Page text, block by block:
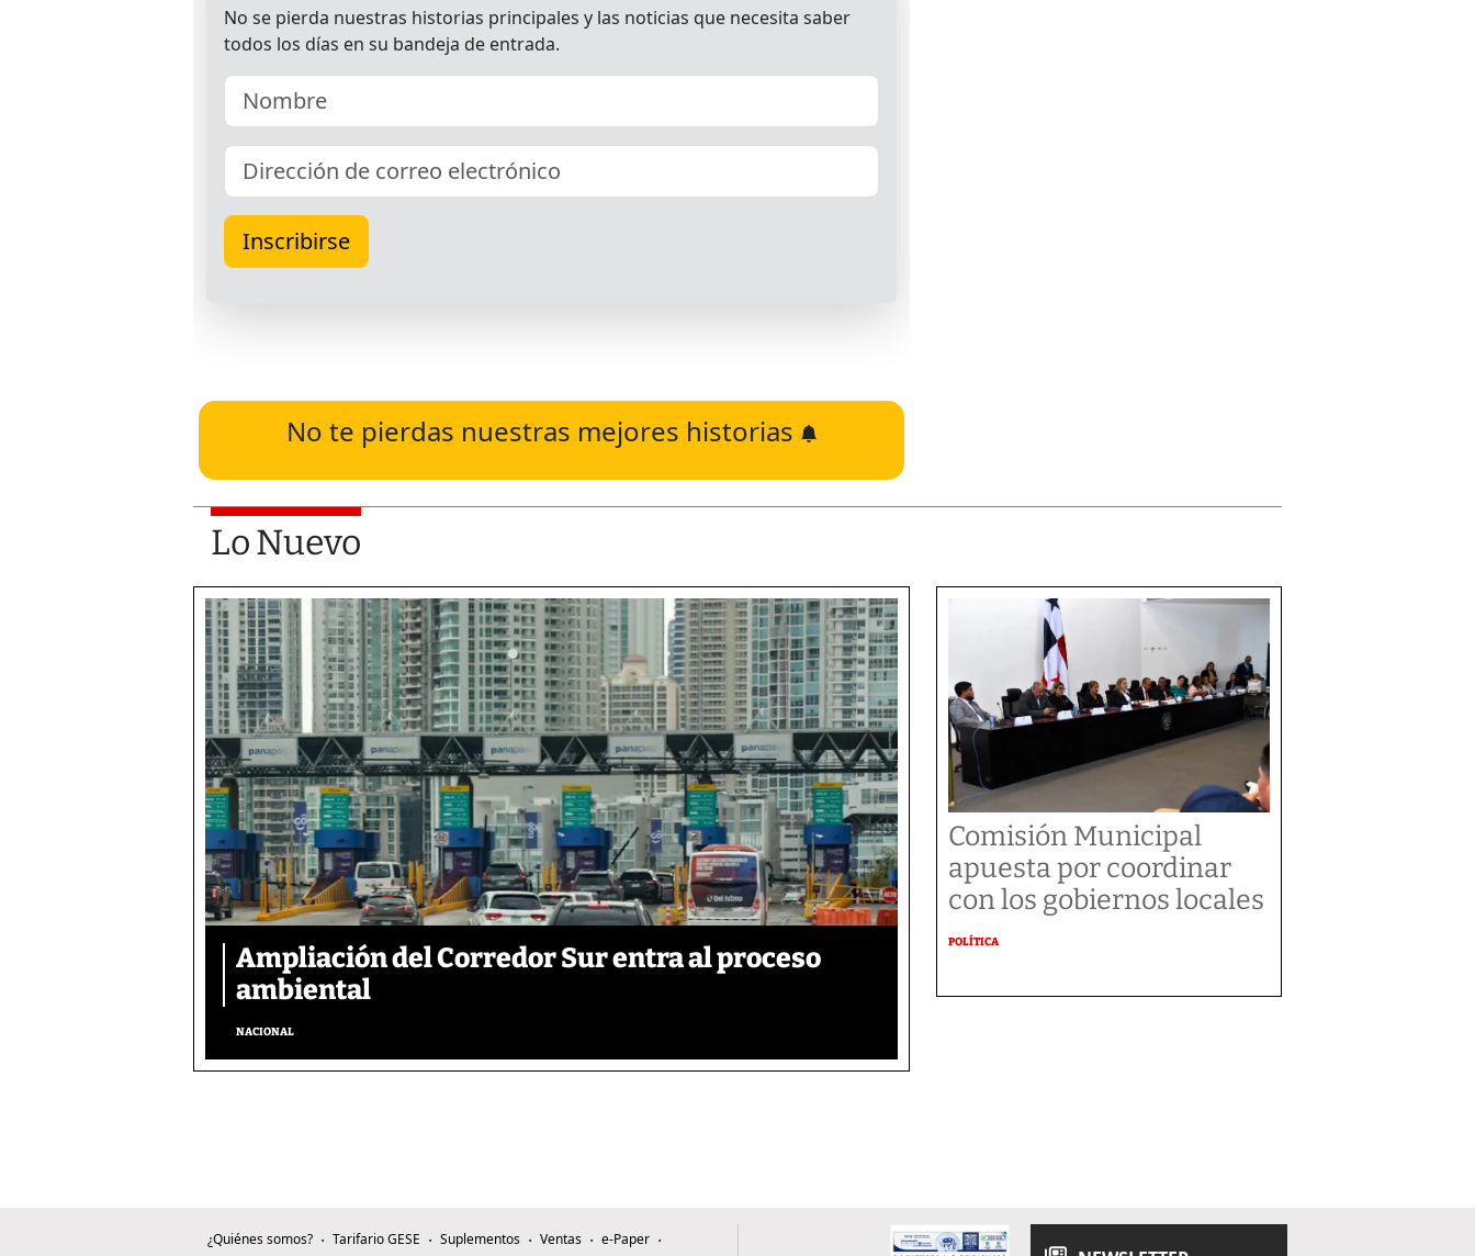
No te pierdas nuestras mejores historias
Lo Nuevo
Ampliación del Corredor Sur entra al proceso
ambiental
NACIONAL
Comisión Municipal
apuesta por coordinar
con los gobiernos locales
POLÍTICA
¿Quiénes somos? Tarifario GESE Suplementos Ventas e-Paper